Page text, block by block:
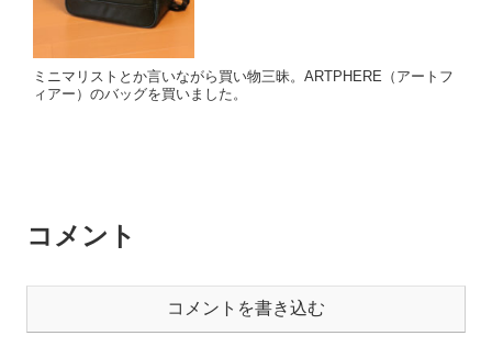
ミニマリストとか言いながら買い物三昧。ARTPHERE（アートフ
ィアー）のバッグを買いました。
コメント
コメントを書き込む